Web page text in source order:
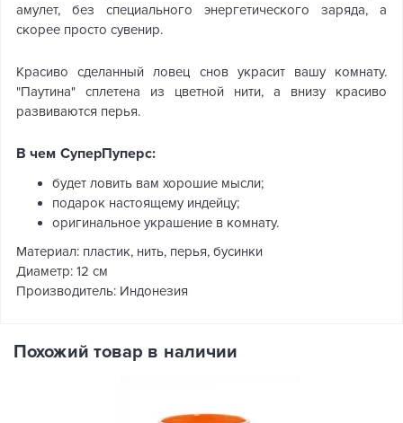
амулет, без специального энергетического заряда, а
скорее просто сувенир.
Красиво сделанный ловец снов украсит вашу комнату.
"Паутина" сплетена из цветной нити, а внизу красиво
развиваются перья.
В чем СуперПуперс:
будет ловить вам хорошие мысли;
подарок настоящему индейцу;
оригинальное украшение в комнату.
Материал: пластик, нить, перья, бусинки
Диаметр: 12 см
Производитель: Индонезия
Похожий товар в наличии